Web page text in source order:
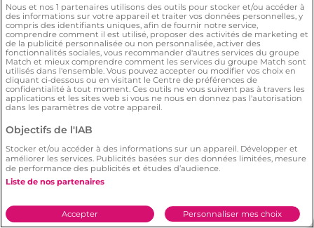
Anthony
Je préfère mon expérience sur Meetic que
celle sur les autres sites
Nous et nos 1 partenaires utilisons des outils pour stocker et/ou accéder à
des informations sur votre appareil et traiter vos données personnelles, y
compris des identifiants uniques, afin de fournir notre service,
comprendre comment il est utilisé, proposer des activités de marketing et
de la publicité personnalisée ou non personnalisée, activer des
fonctionnalités sociales, vous recommander d'autres services du groupe
Match et mieux comprendre comment les services du groupe Match sont
utilisés dans l'ensemble. Vous pouvez accepter ou modifier vos choix en
cliquant ci-dessous ou en visitant le Centre de préférences de
confidentialité à tout moment. Ces outils ne vous suivent pas à travers les
applications et les sites web si vous ne nous en donnez pas l'autorisation
dans les paramètres de votre appareil.
Objectifs de l'IAB
Stocker et/ou accéder à des informations sur un appareil. Développer et
améliorer les services. Publicités basées sur des données limitées, mesure
de performance des publicités et études d’audience.
Liste de nos partenaires
Personnaliser mes choix
Accepter